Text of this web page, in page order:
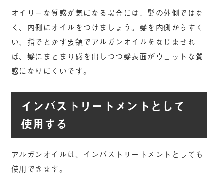
オイリーな質感が気になる場合には、髪の外側ではな
く、内側にオイルをつけましょう。髪を内側からすく
い、指でとかす要領でアルガンオイルをなじませれ
ば、髪にまとまり感を出しつつ髪表面がウェットな質
感になりにくいです。
インバストリートメントとして
使用する
アルガンオイルは、インバストリートメントとしても
使用できます。